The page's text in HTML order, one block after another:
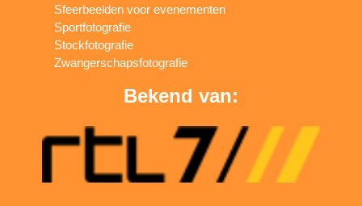
Sfeerbeelden voor evenementen
Sportfotografie
Stockfotografie
Zwangerschapsfotografie
Bekend van: